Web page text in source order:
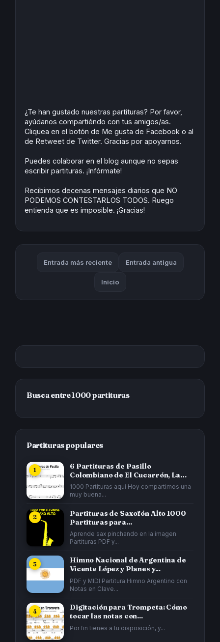
¿Te han gustado nuestras partituras? Por favor,
ayúdanos compartiéndo con tus amigos/as.
Cliquea en el botón de Me gusta de Facebook o al
de Retweet de Twitter. Gracias por apoyarnos.
Puedes colaborar en el blog aunque no sepas
escribir partituras. ¡Infórmate!
Recibimos decenas mensajes diarios que NO
PODEMOS CONTESTARLOS TODOS. Ruego
entienda que es imposible. ¡Gracias!
Entrada más reciente Entrada antigua
Inicio
Busca entre 1000 partituras
Partituras populares
6 Partituras de Pasillo
Colombiano de El Cucarrón, La
Gata...
1000 Partituras aquí Hoy compartimos una
muy buena...
Partituras de Saxofón Alto 1000
Partituras para...
Aprende sax pinchando en la imagen
Partituras PDF y...
Himno Nacional de Argentina de
Vicente López y Planes y...
PDF y MIDI Partitura Himno Argentino con
Notas en Clave...
Digitación para Trompeta: Cómo
tocar las notas con...
Por fin tienes a tu disposición, y...